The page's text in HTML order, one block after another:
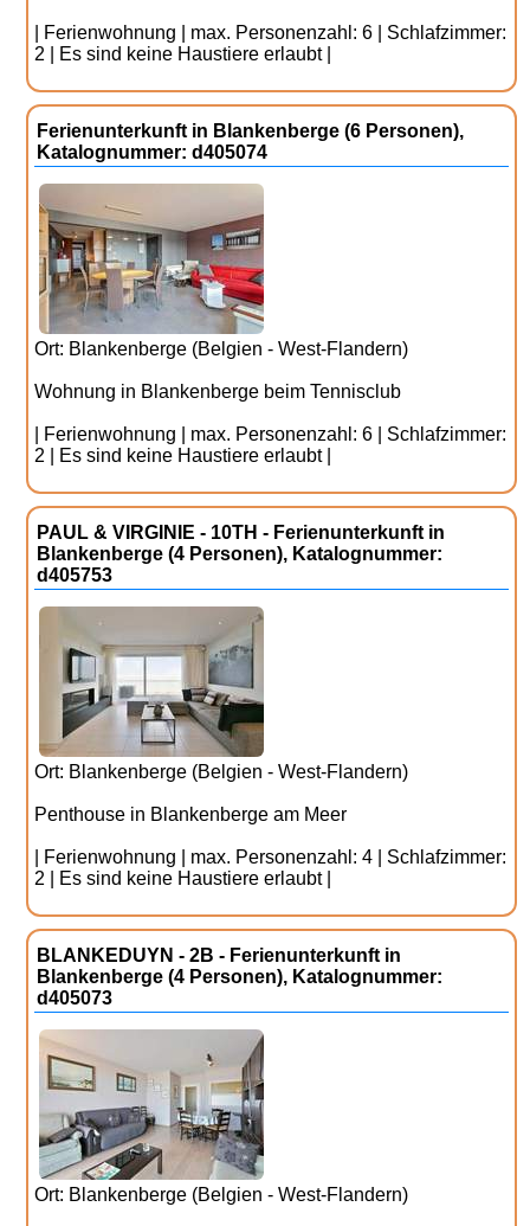
| Ferienwohnung | max. Personenzahl: 6 | Schlafzimmer:
2 | Es sind keine Haustiere erlaubt |
Ferienunterkunft in Blankenberge (6 Personen),
Katalognummer: d405074
Ort: Blankenberge (Belgien - West-Flandern)
Wohnung in Blankenberge beim Tennisclub
| Ferienwohnung | max. Personenzahl: 6 | Schlafzimmer:
2 | Es sind keine Haustiere erlaubt |
PAUL & VIRGINIE - 10TH - Ferienunterkunft in
Blankenberge (4 Personen), Katalognummer:
d405753
Ort: Blankenberge (Belgien - West-Flandern)
Penthouse in Blankenberge am Meer
| Ferienwohnung | max. Personenzahl: 4 | Schlafzimmer:
2 | Es sind keine Haustiere erlaubt |
BLANKEDUYN - 2B - Ferienunterkunft in
Blankenberge (4 Personen), Katalognummer:
d405073
Ort: Blankenberge (Belgien - West-Flandern)